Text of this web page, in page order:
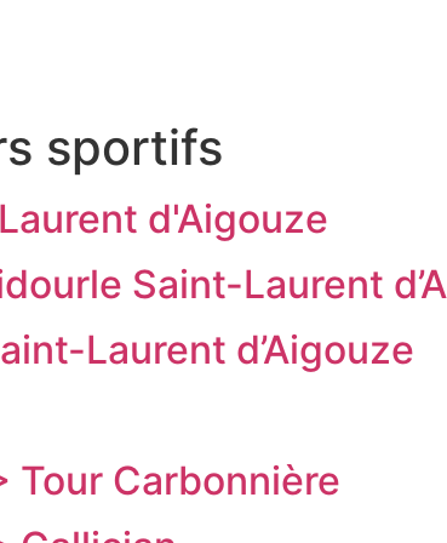
sportifs
d'Aigouze
Saint-Laurent
Laurent d’Aigouze
Tour Carbonnière